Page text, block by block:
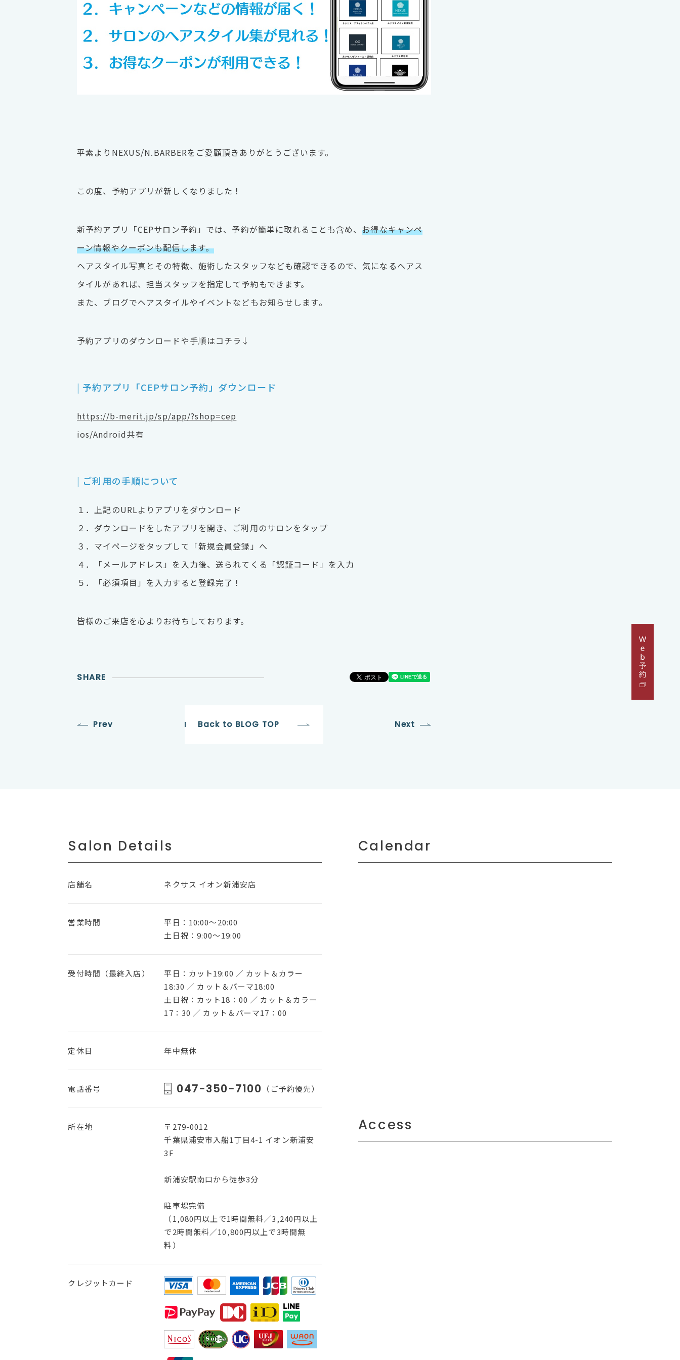
平素よりNEXUS/N.BARBERをご愛顧頂きありがとうございます。
この度、予約アプリが新しくなりました！
新予約アプリ「CEPサロン予約」では、予約が簡単に取れることも含め、お得なキャンペ
ーン情報やクーポンも配信します。
ヘアスタイル写真とその特徴、施術したスタッフなども確認できるので、気になるヘアス
タイルがあれば、担当スタッフを指定して予約もできます。
また、ブログでヘアスタイルやイベントなどもお知らせします。
予約アプリのダウンロードや手順はコチラ↓
| 予約アプリ「CEPサロン予約」ダウンロード
https://b-merit.jp/sp/app/?shop=cep
ios/Android共有
| ご利用の手順について
１．上記のURLよりアプリをダウンロード
２．ダウンロードをしたアプリを開き、ご利用のサロンをタップ
３．マイページをタップして「新規会員登録」へ
４．「メールアドレス」を入力後、送られてくる「認証コード」を入力
５．「必須項目」を入力すると登録完了！
皆様のご来店を心よりお待ちしております。
SHARE
Prev Back to BLOG TOP Next
Salon Details
店舗名 ネクサス イオン新浦安店
営業時間
平日：10:00～20:00
土日祝：9:00～19:00
受付時間（最終入店）
平日：カット19:00 ／ カット＆カラー
18:30 ／ カット＆パーマ18:00
土日祝：カット18：00 ／ カット＆カラー
17：30 ／ カット＆パーマ17：00
定休日 年中無休
電話番号 047-350-7100 （ご予約優先）
所在地
〒279-0012
千葉県浦安市入船1丁目4-1 イオン新浦安
3F
新浦安駅南口から徒歩3分
駐車場完備
（1,080円以上で1時間無料／3,240円以上
で2時間無料／10,800円以上で3時間無
料）
クレジットカード
Calendar
Access